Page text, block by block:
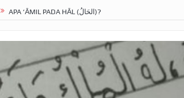
MIMPI YANG DIABAIKAN MENJELANG PERANG BADAR
BAGAIMANA CARA MEMBAYAR ZAKAT UANG?
ISTIDLAL BATIL VS ISTIDLAL SYAR’I BAHASA CINTA
HUKUM MEMBAYAR ZAKAT KEPADA KERABAT SENDIRI
APA ‘ĀMIL PADA HĀL (الحَالُ)?